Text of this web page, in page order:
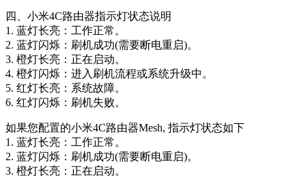
四、小米4C路由器指示灯状态说明
1. 蓝灯长亮：工作正常。
2. 蓝灯闪烁：刷机成功(需要断电重启)。
3. 橙灯长亮：正在启动。
4. 橙灯闪烁：进入刷机流程或系统升级中。
5. 红灯长亮：系统故障。
6. 红灯闪烁：刷机失败。
如果您配置的小米4C路由器Mesh, 指示灯状态如下
1. 蓝灯长亮：工作正常。
2. 蓝灯闪烁：刷机成功(需要断电重启)。
3. 橙灯长亮：正在启动。